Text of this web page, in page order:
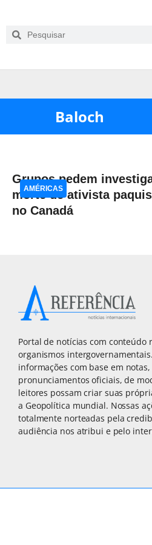
Baloch
Grupos pedem
morte de ativista
no Canadá
AMÉRICAS
Portal de notícias com conteúdo
organismos
informações com base em
pronunciamentos oficiais, de
leitores possam criar suas
a Geopolítica mundial. Nossas
totalmente norteadas pela
audiência nos atribui e pelo